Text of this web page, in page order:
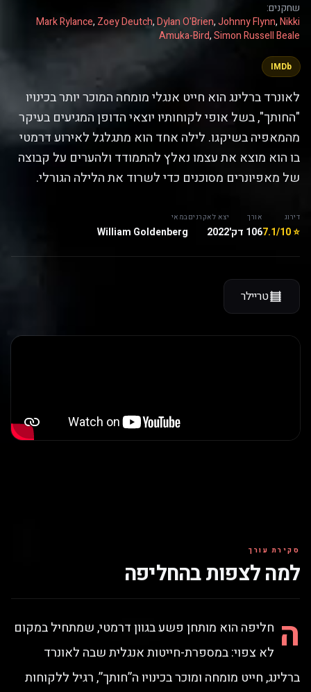
שחקנים:
Mark Rylance, Zoey Deutch,Dylan O'Brien,Johnny Flynn,Nikki
Amuka-Bird,Simon Russell Beale
IMDb
לאונרד ברלינג הוא חייט אנגלי מומחה המוכר יותר בכינויו
"החותך", בשל אופי לקוחותיו יוצאי הדופן המגיעים בעיקר
מהמאפיה בשיקגו. לילה אחד הוא מתגלגל לאירוע דרמטי
בו הוא מוצא את עצמו נאלץ להתמודד ולהערים על קבוצה
של מאפיונרים מסוכנים כדי לשרוד את הלילה הגורלי.
דירוג
⭐ 7.1/10
אורך
106 דק'
יצא לאקרנים
2022
במאי
William Goldenberg
טריילר
סקירת עורך
למה לצפות בהחליפה
ה חליפה הוא מותחן פשע בגוון דרמטי, שמתחיל במקום
לא צפוי: במספרת-חייטות אנגלית שבה לאונרד
ברלינג, חייט מומחה ומוכר בכינויו ה”חותך”, רגיל ללקוחות